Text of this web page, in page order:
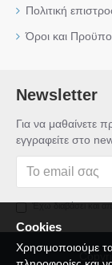
Πολιτική
Όροι και
Newsletter
Για να μαθαίνετε
εγγραφείτε στο
Έχω διαβάσει και
Cookies
Χρησιμοποιούμε